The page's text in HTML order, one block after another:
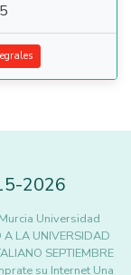
-2026
Universidad
LA UNIVERSIDAD
SEPTIEMBRE
su Internet Una